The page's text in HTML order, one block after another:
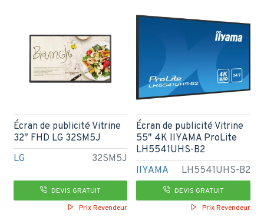
LG 32SM5J
Écran de publicité Vitrine
32″ FHD LG 32SM5J
DEVIS GRATUIT
Prix Revendeur
IIYAMA LH5541UHS-B2
Écran de publicité Vitrine
55″ 4K IIYAMA ProLite
LH5541UHS-B2
DEVIS GRATUIT
Prix Revendeur